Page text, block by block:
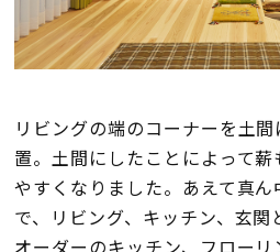
手間ひまかけた家づくり
素材とデザイン
耐震性能+制震性能
リビングの端のコーナーを土
置。土間にしたことによって
やすくなりました。あえて真
で、リビング、キッチン、玄関